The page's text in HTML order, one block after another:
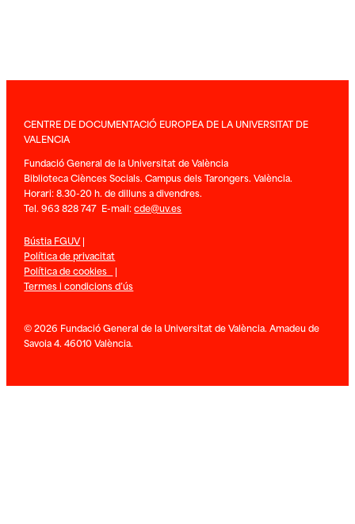
CENTRE DE DOCUMENTACIÓ EUROPEA DE LA UNIVERSITAT DE
VALENCIA
Fundació General de la Universitat de València
Biblioteca Ciènces Socials. Campus dels Tarongers. València.
Horari: 8.30-20 h. de dilluns a divendres.
Tel. 963 828 747 E-mail:cde@uv.es
Bústia FGUV|
Política de privacitat
Política de cookies |
Termes i condicions d’ús
© 2026 Fundació General de la Universitat de València. Amadeu de
Savoia 4. 46010 València.